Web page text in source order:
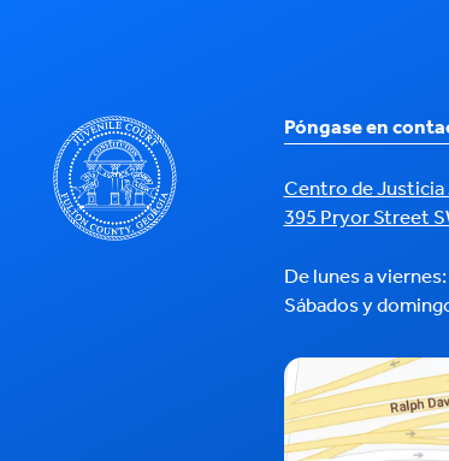
Póngase en
Centro de Justicia
395 Pryor Street
De lunes a
Sábados y